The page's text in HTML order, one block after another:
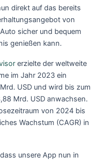
direkt auf das bereits
von
sicher und bequem
genießen kann.
erzielte der weltweite
im Jahr 2023 ein
USD und wird bis zum
Mrd. USD anwachsen.
von 2024 bis
Wachstum (CAGR) in
unsere App nun in